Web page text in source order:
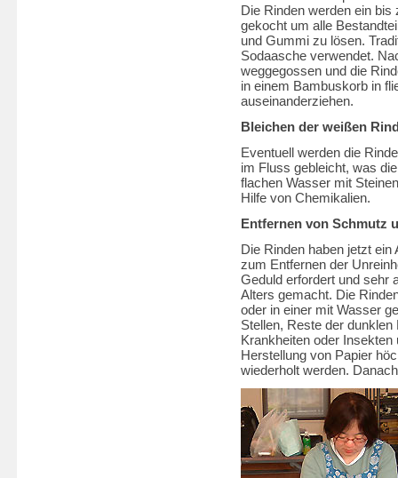
Die Rinden werden ein
gekocht um alle
und Gummi zu lösen.
Sodaasche verwendet.
weggegossen und die
in einem Bambuskorb in
auseinanderziehen.
Bleichen der weißen
Eventuell werden die
im Fluss gebleicht, was
flachen Wasser mit
Hilfe von Chemikalien.
Entfernen von Schmutz
Die Rinden haben jetzt
zum Entfernen der
Geduld erfordert und sehr
Alters gemacht. Die
oder in einer mit Wasser
Stellen, Reste der
Krankheiten oder
Herstellung von Papier
wiederholt werden.